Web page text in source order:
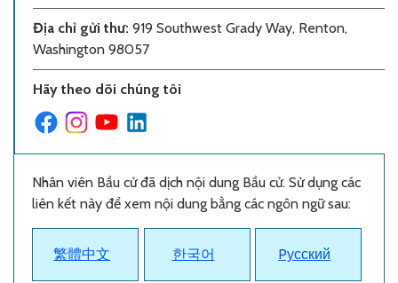
Địa chỉ gửi thư: 919 Southwest Grady Way, Renton,
Washington 98057
Hãy theo dõi chúng tôi
Nhân viên Bầu cử đã dịch nội dung Bầu cử. Sử dụng các
liên kết này để xem nội dung bằng các ngôn ngữ sau:
繁體中文 한국어 Pусский